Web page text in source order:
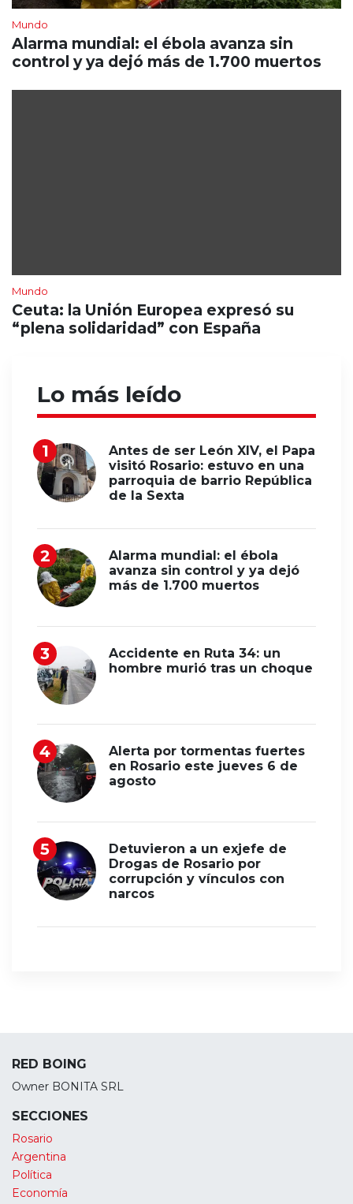
Mundo
Alarma mundial: el ébola avanza sin
control y ya dejó más de 1.700 muertos
Mundo
Ceuta: la Unión Europea expresó su
“plena solidaridad” con España
Lo más leído
Antes de ser León XIV, el Papa
visitó Rosario: estuvo en una
parroquia de barrio República
de la Sexta
Alarma mundial: el ébola
avanza sin control y ya dejó
más de 1.700 muertos
Accidente en Ruta 34: un
hombre murió tras un choque
Alerta por tormentas fuertes
en Rosario este jueves 6 de
agosto
Detuvieron a un exjefe de
Drogas de Rosario por
corrupción y vínculos con
narcos
RED BOING
Owner BONITA SRL
SECCIONES
Rosario
Argentina
Política
Economía